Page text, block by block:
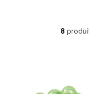
8